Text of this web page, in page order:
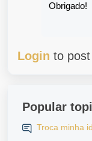
Obrigado!
Login to
Popular
Troca minha